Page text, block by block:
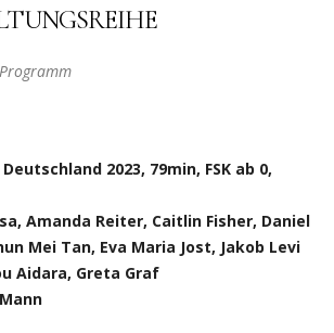
2023, 79min, FSK ab 0,
Amanda Reiter, Caitlin Fisher, Daniel
Mei Tan, Eva Maria Jost, Jakob Levi
Aidara, Greta Graf